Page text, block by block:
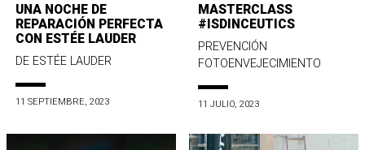
UNA NOCHE DE
REPARACIÓN PERFECTA
CON ESTÉE LAUDER
DE ESTÉE LAUDER
11 SEPTIEMBRE, 2023
MASTERCLASS
#ISDINCEUTICS
PREVENCIÓN
FOTOENVEJECIMIENTO
11 JULIO, 2023